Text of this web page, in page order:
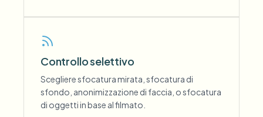
Controllo selettivo
Scegliere sfocatura mirata, sfocatura di
sfondo, anonimizzazione di faccia, o sfocatura
di oggetti in base al filmato.